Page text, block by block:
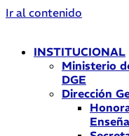
Ir al contenido
INSTITUCIONAL
Ministerio
DGE
Dirección